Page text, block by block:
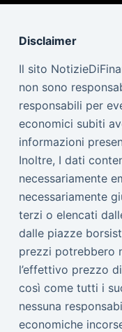
Disclaimer
Il sito
non sono
responsabili per
economici subiti
informazioni
Inoltre, I dati
necessariamente
necessariamente
terzi o elencati
dalle piazze
prezzi potrebbero
l’effettivo prezzo
così come tutti i
nessuna
economiche